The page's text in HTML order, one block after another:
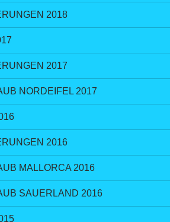
2018
2017
NORDEIFEL 2017
2016
MALLORCA 2016
SAUERLAND 2016